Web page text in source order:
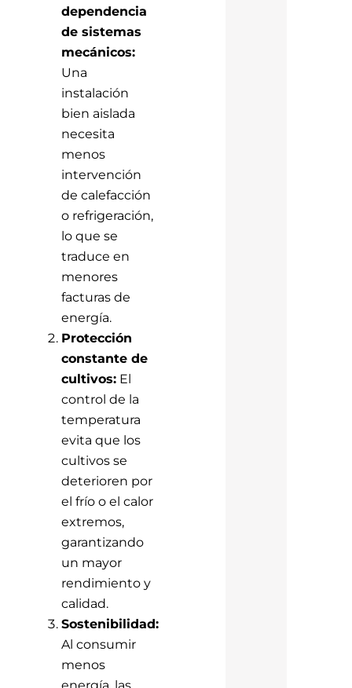
dependencia
de sistemas
mecánicos:
Una
instalación
bien aislada
necesita
menos
intervención
de calefacción
o refrigeración,
lo que se
traduce en
menores
facturas de
energía.
Protección
constante de
cultivos:El
control de la
temperatura
evita que los
cultivos se
deterioren por
el frío o el calor
extremos,
garantizando
un mayor
rendimiento y
calidad.
Sostenibilidad:
Al consumir
menos